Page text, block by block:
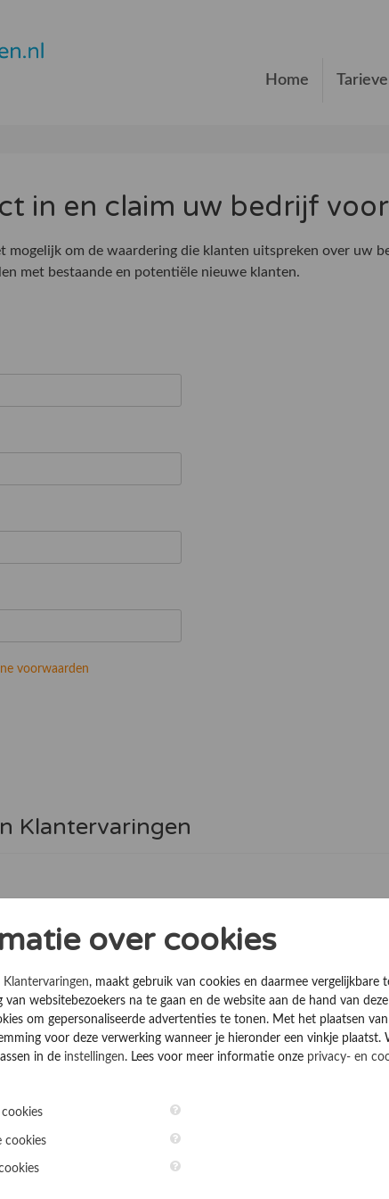
Home
in en claim uw bedrijf
mogelijk om de waardering die klanten uitspreken over uw
met bestaande en potentiële nieuwe klanten.
voorwaarden
Klantervaringen
reviews te delen
op de website
het reviewsysteem
over cookies
Klantervaringen, maakt gebruik van cookies en daarmee
van websitebezoekers na te gaan en de website aan de hand van
om gepersonaliseerde advertenties te tonen. Met het plaatsen
voor deze verwerking wanneer je hieronder een vinkje
in de instellingen. Lees voor meer informatie onze privacy- en
cookies
cookies